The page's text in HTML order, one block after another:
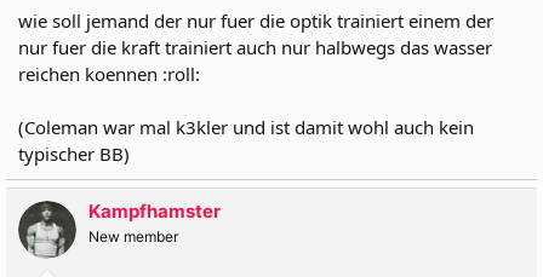
wie soll jemand der nur fuer die optik trainiert einem der
nur fuer die kraft trainiert auch nur halbwegs das wasser
reichen koennen :roll:
(Coleman war mal k3kler und ist damit wohl auch kein
typischer BB)
Kampfhamster
New member